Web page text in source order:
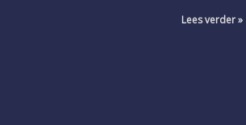
Lees verder »